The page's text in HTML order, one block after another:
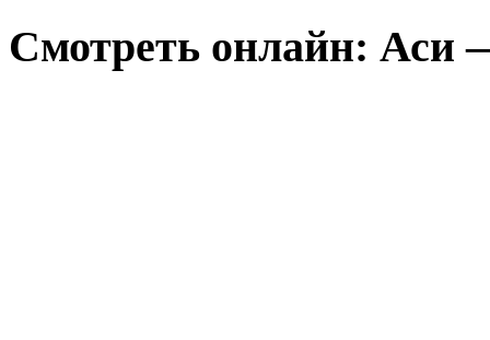
Смотреть онлайн: Аси